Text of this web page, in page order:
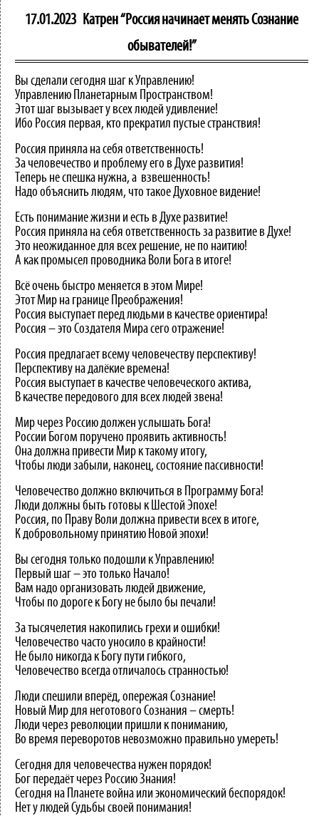
17.01.2023 Катрен “Россия начинает менять Сознание
обывателей!”
Вы сделали сегодня шаг к Управлению!
Управлению Планетарным Пространством!
Этот шаг вызывает у всех людей удивление!
Ибо Россия первая, кто прекратил пустые странствия!
Россия приняла на себя ответственность!
За человечество и проблему его в Духе развития!
Теперь не спешка нужна, а взвешенность!
Надо объяснить людям, что такое Духовное видение!
Есть понимание жизни и есть в Духе развитие!
Россия приняла на себя ответственность за развитие в Духе!
Это неожиданное для всех решение, не по наитию!
А как промысел проводника Воли Бога в итоге!
Всё очень быстро меняется в этом Мире!
Этот Мир на границе Преображения!
Россия выступает перед людьми в качестве ориентира!
Россия – это Создателя Мира сего отражение!
Россия предлагает всему человечеству перспективу!
Перспективу на далёкие времена!
Россия выступает в качестве человеческого актива,
В качестве передового для всех людей звена!
Мир через Россию должен услышать Бога!
России Богом поручено проявить активность!
Она должна привести Мир к такому итогу,
Чтобы люди забыли, наконец, состояние пассивности!
Человечество должно включиться в Программу Бога!
Люди должны быть готовы к Шестой Эпохе!
Россия, по Праву Воли должна привести всех в итоге,
К добровольному принятию Новой эпохи!
Вы сегодня только подошли к Управлению!
Первый шаг – это только Начало!
Вам надо организовать людей движение,
Чтобы по дороге к Богу не было бы печали!
За тысячелетия накопились грехи и ошибки!
Человечество часто уносило в крайности!
Не было никогда к Богу пути гибкого,
Человечество всегда отличалось странностью!
Люди спешили вперёд, опережая Сознание!
Новый Мир для неготового Сознания – смерть!
Люди через революции пришли к пониманию,
Во время переворотов невозможно правильно умереть!
Сегодня для человечества нужен порядок!
Бог передаёт через Россию Знания!
Сегодня на Планете война или экономический беспорядок!
Нет у людей Судьбы своей понимания!